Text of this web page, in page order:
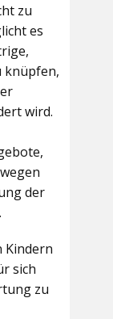
zu
es
knüpfen,
wird.
der
Kindern
sich
zu